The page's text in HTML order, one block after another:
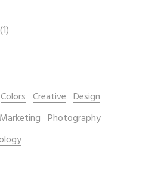
(1)
Colors Creative Design
Marketing Photography